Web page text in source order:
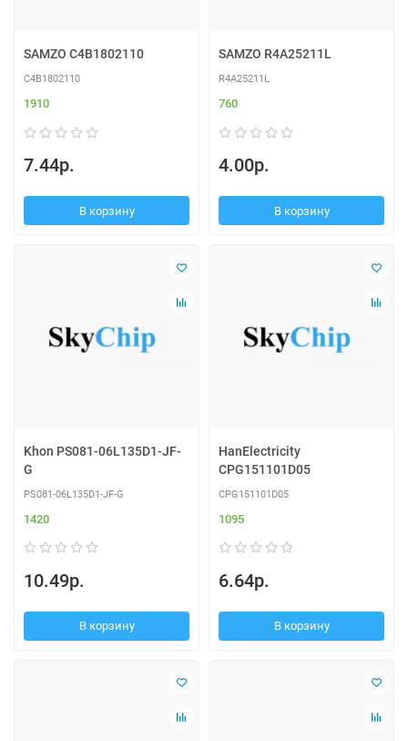
SAMZO C4B1802110
C4B1802110
1910
7.44р.
В корзину
SAMZO R4A25211L
R4A25211L
760
4.00р.
В корзину
Khon PS081-06L135D1-JF-
G
PS081-06L135D1-JF-G
1420
10.49р.
В корзину
HanElectricity
CPG151101D05
CPG151101D05
1095
6.64р.
В корзину